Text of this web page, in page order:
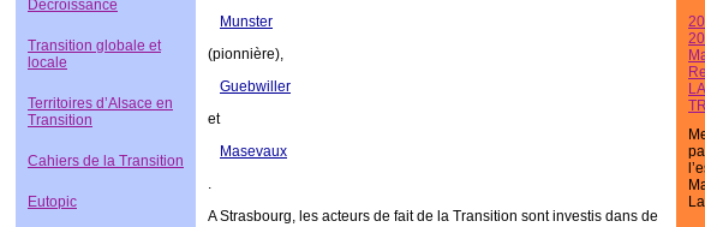
Munster
(pionnière),
Guebwiller
et
Masevaux
.
AStrasbourg, les acteurs de fait de la Transition sont investis dans de
Décroissance
Transition globale et
locale
Territoires d’Alsace en
Transition
Cahiers de la Transition
Eutopic